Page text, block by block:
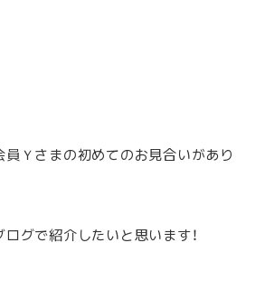
Ｙさまの初めてのお見合いがあり
グで紹介したいと思います！